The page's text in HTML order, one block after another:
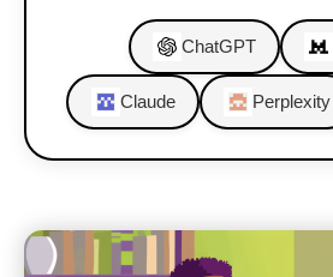
ChatGPT
Claude Perplexity